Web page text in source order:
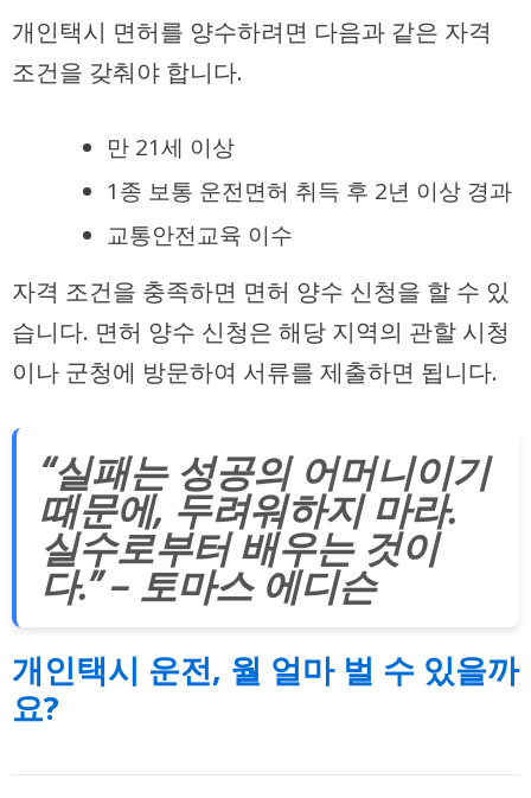
개인택시 면허를 양수하려면 다음과 같은 자격
조건을 갖춰야 합니다.
만 21세 이상
1종 보통 운전면허 취득 후 2년 이상 경과
교통안전교육 이수
자격 조건을 충족하면 면허 양수 신청을 할 수 있
습니다. 면허 양수 신청은 해당 지역의 관할 시청
이나 군청에 방문하여 서류를 제출하면 됩니다.
“실패는 성공의 어머니이기
때문에, 두려워하지 마라.
실수로부터 배우는 것이
다.” – 토마스 에디슨
개인택시 운전, 월 얼마 벌 수 있을까
요?